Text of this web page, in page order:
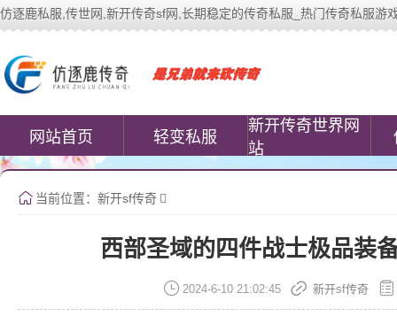
仿逐鹿私服,传世网,新开传奇sf网,长期稳定的传奇私服_热门传奇私服游
网站首页 轻变私服
新开传奇世界网
站
当前位置： 新开sf传奇
西部圣域的四件战士极品装
2024-6-10 21:02:45 新开sf传奇